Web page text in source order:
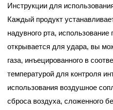
Инструкции для
Каждый продукт
надувного рта,
открывается для удара, вы
газа, инъецированного в
температурой для контроля
использования воздушное
сброса воздуха, сложенного